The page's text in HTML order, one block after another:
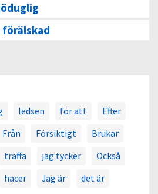
förälskad
ledsen för att
Efter
Från Försiktigt
Brukar
träffa jag tycker
Också
hacer Jag är
det är